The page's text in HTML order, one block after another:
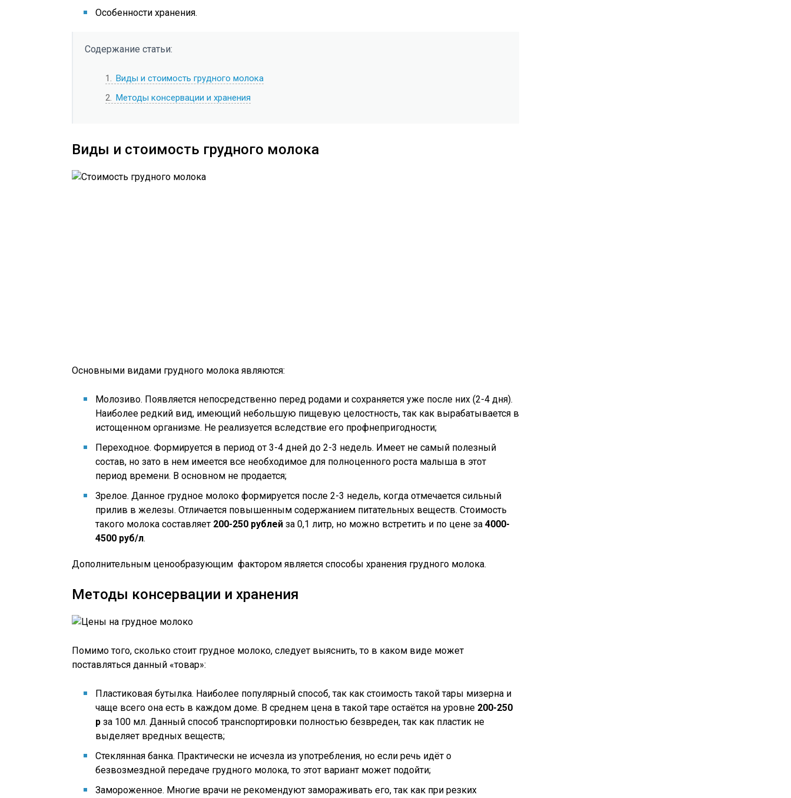
Особенности хранения.
Содержание статьи:
1
Виды и стоимость грудного молока
2 Методы консервации и хранения
Виды и стоимость грудного молока
Основными видами грудного молока являются:
Молозиво. Появляется непосредственно перед родами и сохраняется уже после них (2-4 дня).
Наиболее редкий вид, имеющий небольшую пищевую целостность, так как вырабатывается в
истощенном организме. Не реализуется вследствие его профнепригодности;
Переходное. Формируется в период от 3-4 дней до 2-3 недель. Имеет не самый полезный
состав, но зато в нем имеется все необходимое для полноценного роста малыша в этот
период времени. В основном не продается;
Зрелое. Данное грудное молоко формируется после 2-3 недель, когда отмечается сильный
прилив в железы. Отличается повышенным содержанием питательных веществ. Стоимость
такого молока составляет 200-250 рублей за 0,1 литр, но можно встретить и по цене за 4000-
4500 руб/л.
Дополнительным ценообразующим фактором является способы хранения грудного молока.
Методы консервации и хранения
Помимо того, сколько стоит грудное молоко, следует выяснить, то в каком виде может
поставляться данный «товар»:
Пластиковая бутылка. Наиболее популярный способ, так как стоимость такой тары мизерна и
чаще всего она есть в каждом доме. В среднем цена в такой таре остаётся на уровне 200-250
р за 100 мл. Данный способ транспортировки полностью безвреден, так как пластик не
выделяет вредных веществ;
Стеклянная банка. Практически не исчезла из употребления, но если речь идёт о
безвозмездной передаче грудного молока, то этот вариант может подойти;
Замороженное. Многие врачи не рекомендуют замораживать его, так как при резких